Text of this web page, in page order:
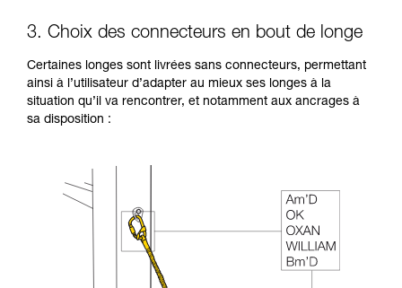
3. Choix des connecteurs en bout de longe
Certaines longes sont livrées sans connecteurs, permettant
ainsi à l’utilisateur d’adapter au mieux ses longes à la
situation qu’il va rencontrer, et notamment aux ancrages à
sa disposition :